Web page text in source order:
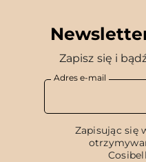
Zapisz się i
Adres e-mail
Zapisując się